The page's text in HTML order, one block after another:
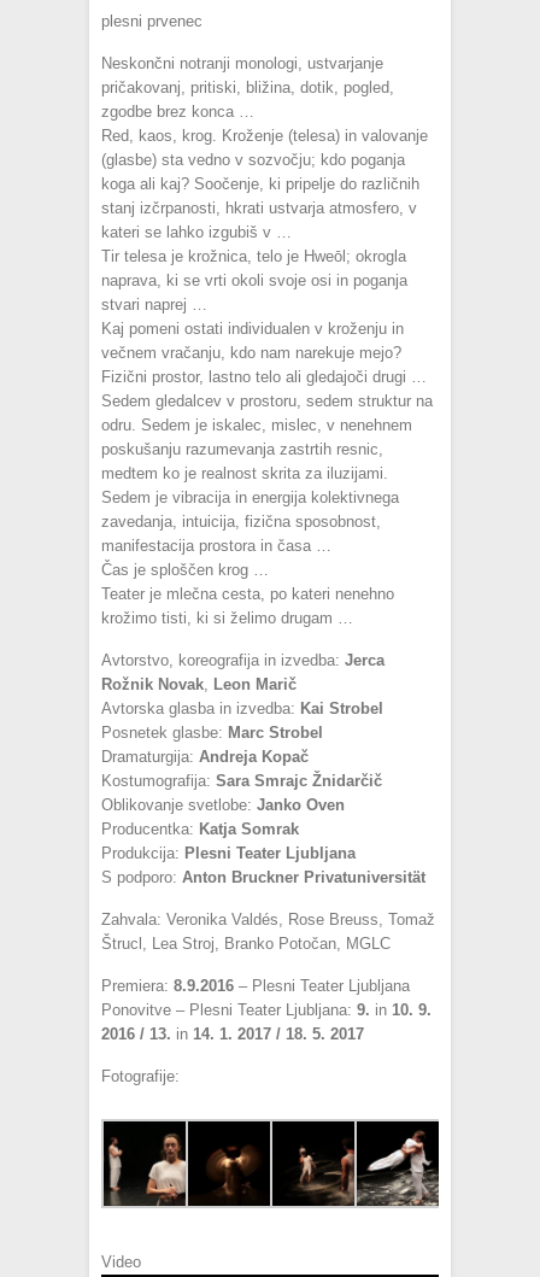
plesni prvenec
Neskončni notranji monologi, ustvarjanje
pričakovanj, pritiski, bližina, dotik, pogled,
zgodbe brez konca …
Red, kaos, krog. Kroženje (telesa) in valovanje
(glasbe) sta vedno v sozvočju; kdo poganja
koga ali kaj? Soočenje, ki pripelje do različnih
stanj izčrpanosti, hkrati ustvarja atmosfero, v
kateri se lahko izgubiš v …
Tir telesa je krožnica, telo je Hweōl; okrogla
naprava, ki se vrti okoli svoje osi in poganja
stvari naprej …
Kaj pomeni ostati individualen v kroženju in
večnem vračanju, kdo nam narekuje mejo?
Fizični prostor, lastno telo ali gledajoči drugi …
Sedem gledalcev v prostoru, sedem struktur na
odru. Sedem je iskalec, mislec, v nenehnem
poskušanju razumevanja zastrtih resnic,
medtem ko je realnost skrita za iluzijami.
Sedem je vibracija in energija kolektivnega
zavedanja, intuicija, fizična sposobnost,
manifestacija prostora in časa …
Čas je sploščen krog …
Teater je mlečna cesta, po kateri nenehno
krožimo tisti, ki si želimo drugam …
Avtorstvo, koreografija in izvedba: Jerca
Rožnik Novak
Leon Marič
Avtorska glasba in izvedba: Kai Strobel
Posnetek glasbe: Marc Strobel
Dramaturgija: Andreja Kopač
Kostumografija: Sara Smrajc Žnidarčič
Oblikovanje svetlobe: Janko Oven
Producentka: Katja Somrak
Produkcija: Plesni Teater Ljubljana
S podporo: Anton Bruckner Privatuniversität
Zahvala: Veronika Valdés, Rose Breuss, Tomaž
Štrucl, Lea Stroj, Branko Potočan, MGLC
Premiera: 8.9.2016 – Plesni Teater Ljubljana
Ponovitve – Plesni Teater Ljubljana: 9. in 10. 9.
2016 / 13. in 14. 1. 2017 / 18. 5. 2017
Fotografije:
Video